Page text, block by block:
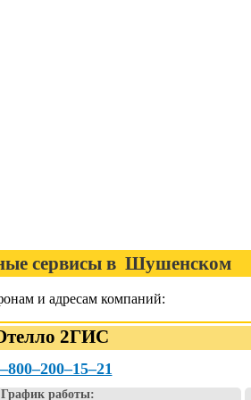
сервисы в Шушенском
и адресам компаний:
2ГИС
График работы: